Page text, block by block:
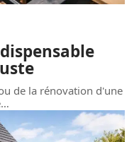
de la rénovation d'une
…